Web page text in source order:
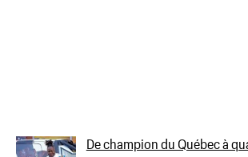
De champion du Québec à